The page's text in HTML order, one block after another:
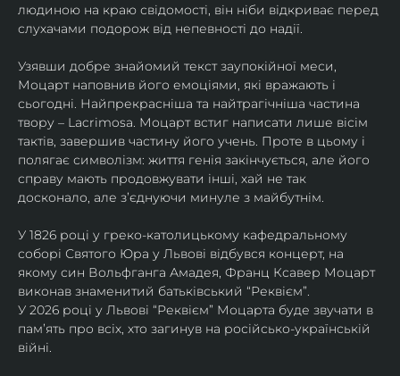
людиною на краю свідомості, він ніби відкриває перед
слухачами подорож від непевності до надії.
Узявши добре знайомий текст заупокійної меси,
Моцарт наповнив його емоціями, які вражають і
сьогодні. Найпрекрасніша та найтрагічніша частина
твору – Lacrimosa. Моцарт встиг написати лише вісім
тактів, завершив частину його учень. Проте в цьому і
полягає символізм: життя генія закінчується, але його
справу мають продовжувати інші, хай не так
досконало, але зʼєднуючи минуле з майбутнім.
У 1826 році у греко-католицькому кафедральному
соборі Святого Юра у Львові відбувся концерт, на
якому син Вольфганга Амадея, Франц Ксавер Моцарт
виконав знаменитий батьківський “Реквієм”.
У 2026 році у Львові “Реквієм” Моцарта буде звучати в
памʼять про всіх, хто загинув на російсько-українській
війні.